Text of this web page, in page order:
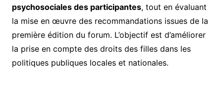
psychosociales des participantes, tout en évaluant
la mise en œuvre des recommandations issues de la
première édition du forum. L’objectif est d’améliorer
la prise en compte des droits des filles dans les
politiques publiques locales et nationales.